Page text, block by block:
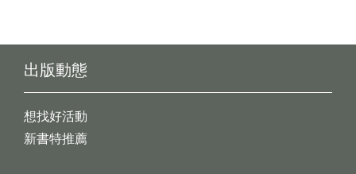
出版動態
想找好活動
新書特推薦